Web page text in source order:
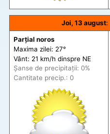
Joi, 13 august:
Parțial noros
Maxima zilei: 27°
Vânt: 21 km/h dinspre NE
Șanse de precipitații: 0%
Cantitate precip.: 0